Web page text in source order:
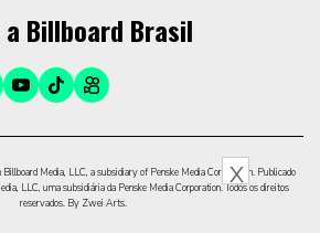
a Billboard Brasil
Media, LLC, a subsidiary of Penske Media Corporation. Publicado
LLC, uma subsidiária da Penske Media Corporation. Todos os direitos
reservados. By Zwei Arts.
X